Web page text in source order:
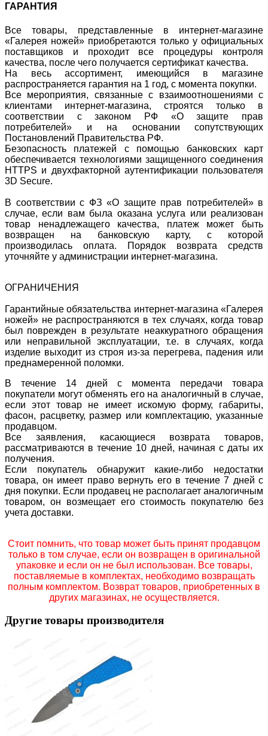
ГАРАНТИЯ
Все товары, представленные в интернет-магазине
«Галерея ножей» приобретаются только у официальных
поставщиков и проходит все процедуры контроля
качества, после чего получается сертификат качества.
На весь ассортимент, имеющийся в магазине
распространяется гарантия на 1 год, с момента покупки.
Все мероприятия, связанные с взаимоотношениями с
клиентами интернет-магазина, строятся только в
соответствии с законом РФ «О защите прав
потребителей» и на основании сопутствующих
Постановлений Правительства РФ.
Безопасность платежей с помощью банковских карт
обеспечивается технологиями защищенного соединения
HTTPS и двухфакторной аутентификации пользователя
3D Secure.
В соответствии с ФЗ «О защите прав потребителей» в
случае, если вам была оказана услуга или реализован
товар ненадлежащего качества, платеж может быть
возвращен на банковскую карту, с которой
производилась оплата. Порядок возврата средств
уточняйте у администрации интернет-магазина.
ОГРАНИЧЕНИЯ
Гарантийные обязательства интернет-магазина «Галерея
ножей» не распространяются в тех случаях, когда товар
был поврежден в результате неаккуратного обращения
или неправильной эксплуатации, т.е. в случаях, когда
изделие выходит из строя из-за перегрева, падения или
преднамеренной поломки.
В течение 14 дней с момента передачи товара
покупатели могут обменять его на аналогичный в случае,
если этот товар не имеет искомую форму, габариты,
фасон, расцветку, размер или комплектацию, указанные
продавцом.
Все заявления, касающиеся возврата товаров,
рассматриваются в течение 10 дней, начиная с даты их
получения.
Если покупатель обнаружит какие-либо недостатки
товара, он имеет право вернуть его в течение 7 дней с
дня покупки. Если продавец не располагает аналогичным
товаром, он возмещает его стоимость покупателю без
учета доставки.
Стоит помнить, что товар может быть принят продавцом
только в том случае, если он возвращен в оригинальной
упаковке и если он не был использован. Все товары,
поставляемые в комплектах, необходимо возвращать
полным комплектом. Возврат товаров, приобретенных в
других магазинах, не осуществляется.
Другие товары производителя